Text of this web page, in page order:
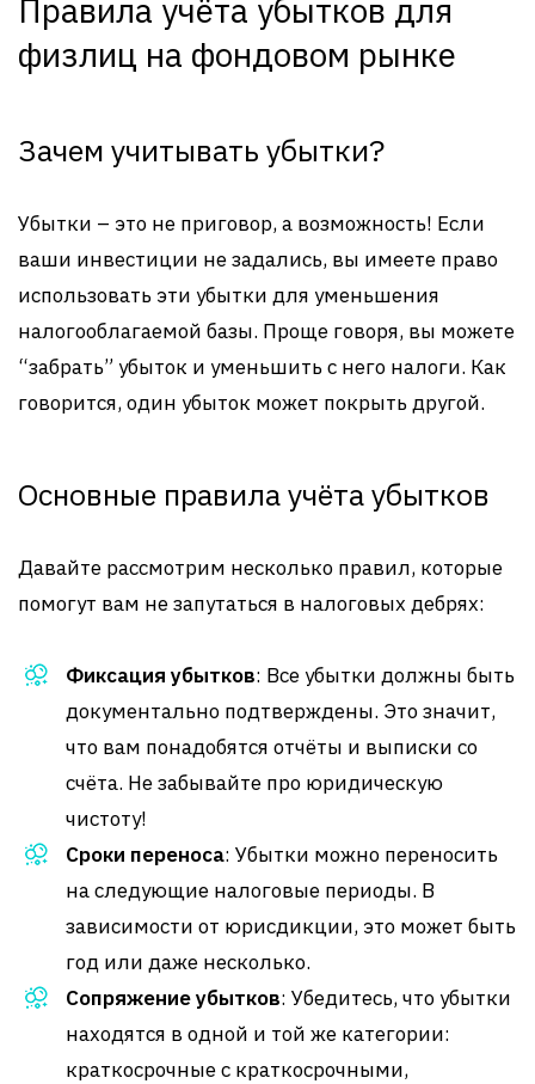
Правила учёта убытков для
физлиц на фондовом рынке
Зачем учитывать убытки?
Убытки – это не приговор, а возможность! Если
ваши инвестиции не задались, вы имеете право
использовать эти убытки для уменьшения
налогооблагаемой базы. Проще говоря, вы можете
“забрать” убыток и уменьшить с него налоги. Как
говорится, один убыток может покрыть другой.
Основные правила учёта убытков
Давайте рассмотрим несколько правил, которые
помогут вам не запутаться в налоговых дебрях:
Фиксация убытков: Все убытки должны быть
документально подтверждены. Это значит,
что вам понадобятся отчёты и выписки со
счёта. Не забывайте про юридическую
чистоту!
Сроки переноса: Убытки можно переносить
на следующие налоговые периоды. В
зависимости от юрисдикции, это может быть
год или даже несколько.
Сопряжение убытков: Убедитесь, что убытки
находятся в одной и той же категории:
краткосрочные с краткосрочными,